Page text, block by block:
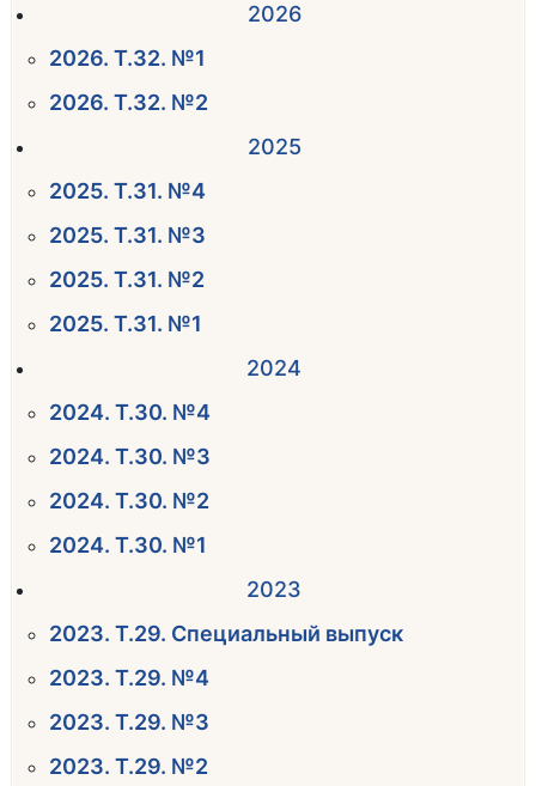
2026
2026. Т.32. №1
2026. Т.32. №2
2025
2025. Т.31. №4
2025. Т.31. №3
2025. Т.31. №2
2025. Т.31. №1
2024
2024. Т.30. №4
2024. Т.30. №3
2024. Т.30. №2
2024. Т.30. №1
2023
2023. Т.29. Специальный выпуск
2023. Т.29. №4
2023. Т.29. №3
2023. Т.29. №2